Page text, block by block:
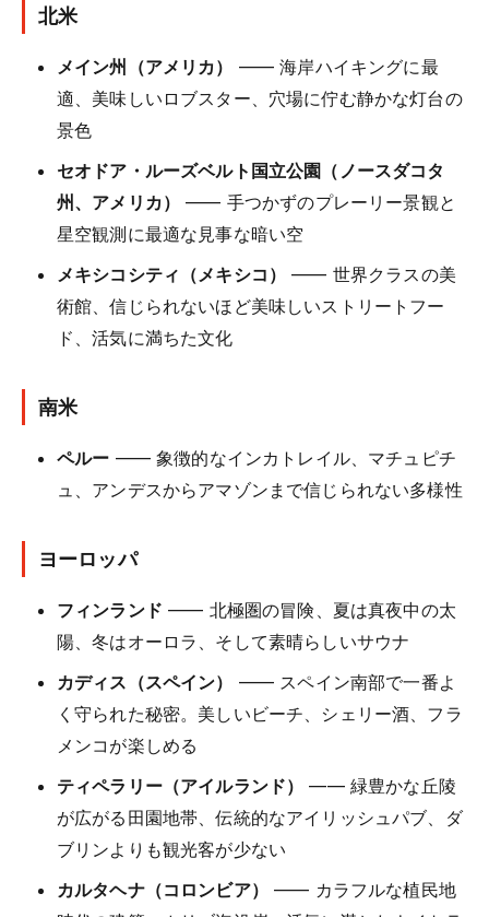
北米
メイン州（アメリカ）
—— 海岸ハイキングに最
適、美味しいロブスター、穴場に佇む静かな灯台の
景色
セオドア・ルーズベルト国立公園（ノースダコタ
州、アメリカ）
—— 手つかずのプレーリー景観と
星空観測に最適な見事な暗い空
メキシコシティ（メキシコ）
—— 世界クラスの美
術館、信じられないほど美味しいストリートフー
ド、活気に満ちた文化
南米
ペルー —— 象徴的なインカトレイル、マチュピチ
ュ、アンデスからアマゾンまで信じられない多様性
ヨーロッパ
フィンランド —— 北極圏の冒険、夏は真夜中の太
陽、冬はオーロラ、そして素晴らしいサウナ
カディス（スペイン）
—— スペイン南部で一番よ
く守られた秘密。美しいビーチ、シェリー酒、フラ
メンコが楽しめる
ティペラリー（アイルランド）
—— 緑豊かな丘陵
が広がる田園地帯、伝統的なアイリッシュパブ、ダ
ブリンよりも観光客が少ない
カルタヘナ（コロンビア）
—— カラフルな植民地